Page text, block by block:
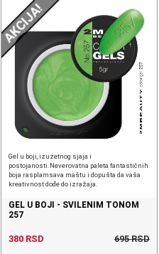
AKCIJA!
Gel u boji, izuzetnog sjaja i
postojanosti.Neverovatna paleta fantastičnih
boja rasplamsava maštu i dopušta da vaša
kreativnost dođe do izražaja.
GEL U BOJI - SVILENIM TONOM
257
380 RSD 695 RSD